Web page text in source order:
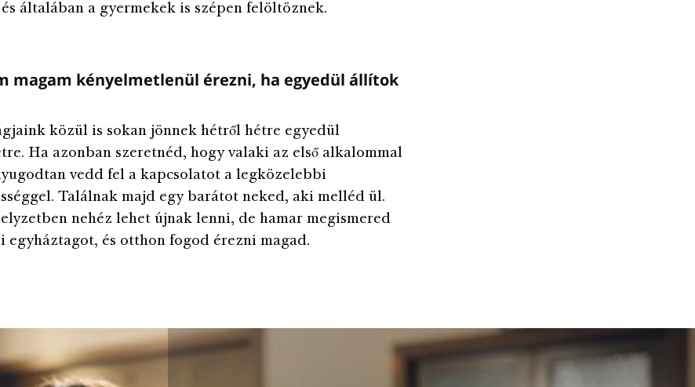
általában a gyermekek is szépen felöltöznek.
magam kényelmetlenül érezni, ha egyedül állítok
közül is sokan jönnek hétről hétre egyedül
Ha azonban szeretnéd, hogy valaki az első alkalommal
vedd fel a kapcsolatot a legközelebbi
Találnak majd egy barátot neked, aki melléd ül.
nehéz lehet újnak lenni, de hamar megismered
egyháztagot, és otthon fogod érezni magad.